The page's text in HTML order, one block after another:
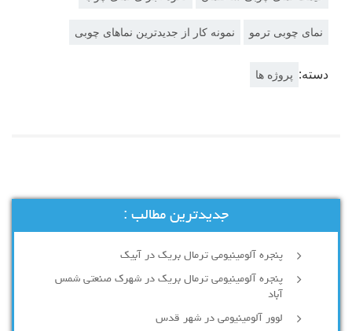
نمای چوبی ترمو نمونه کار از جدیدترین نماهای چوبی
دسته: پروژه ها
جدیدترین مطالب :
پنجره آلومینیومی ترمال بریک در آبیک
پنجره آلومینیومی ترمال بریک در شهرک صنعتی شمس
آباد
لوور آلومینیومی در شهر قدس